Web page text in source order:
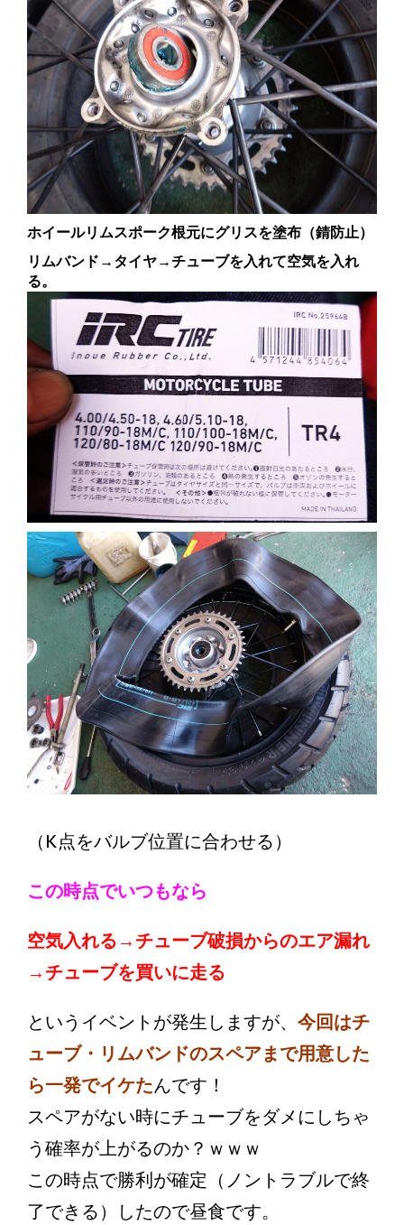
ホイールリムスポーク根元にグリスを塗布（錆防止）
リムバンド→タイヤ→チューブを入れて空気を入れ
る。
（K点をバルブ位置に合わせる）
この時点でいつもなら
空気入れる→チューブ破損からのエア漏れ
→チューブを買いに走る
というイベントが発生しますが、 今回はチ
ューブ・リムバンドのスペアまで用意した
ら一発でイケたんです！
スペアがない時にチューブをダメにしちゃ
う確率が上がるのか？ｗｗｗ
この時点で勝利が確定（ノントラブルで終
了できる）したので昼食です。